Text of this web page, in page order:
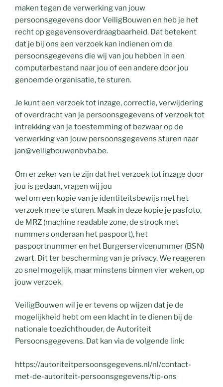
maken tegen de verwerking van jouw
persoonsgegevens door VeiligBouwen en heb je het
recht op gegevensoverdraagbaarheid. Dat betekent
dat je bij ons een verzoek kan indienen om de
persoonsgegevens die wij van jou hebben in een
computerbestand naar jou of een andere door jou
genoemde organisatie, te sturen.
Je kunt een verzoek tot inzage, correctie, verwijdering
of overdracht van je persoonsgegevens of verzoek tot
intrekking van je toestemming of bezwaar op de
verwerking van jouw persoonsgegevens sturen naar
jan@veiligbouwenbvba.be.
Om er zeker van te zijn dat het verzoek tot inzage door
jou is gedaan, vragen wij jou
wel om een kopie van je identiteitsbewijs met het
verzoek mee te sturen. Maak in deze kopie je pasfoto,
de MRZ (machine readable zone, de strook met
nummers onderaan het paspoort), het
paspoortnummer en het Burgerservicenummer (BSN)
zwart. Dit ter bescherming van je privacy. We reageren
zo snel mogelijk, maar minstens binnen vier weken, op
jouw verzoek.
VeiligBouwen wil je er tevens op wijzen dat je de
mogelijkheid hebt om een klacht in te dienen bij de
nationale toezichthouder, de Autoriteit
Persoonsgegevens. Dat kan via de volgende link:
https://autoriteitpersoonsgegevens.nl/nl/contact-
met-de-autoriteit-persoonsgegevens/tip-ons